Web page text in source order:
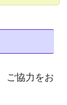
ご協力をお